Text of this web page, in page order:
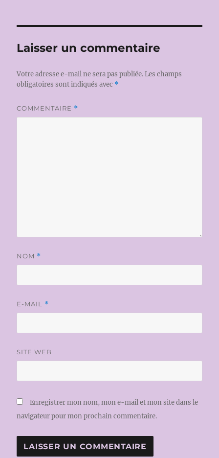
Laisser un commentaire
Votre adresse e-mail ne sera pas publiée. Les champs
obligatoires sont indiqués avec *
COMMENTAIRE *
NOM *
E-MAIL *
SITE WEB
Enregistrer mon nom, mon e-mail et mon site dans le
navigateur pour mon prochain commentaire.